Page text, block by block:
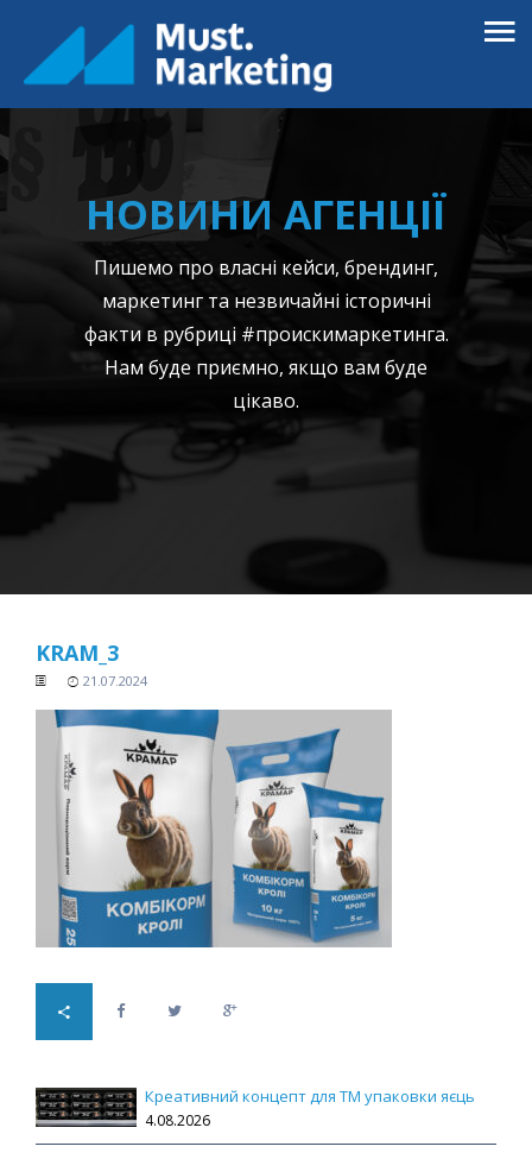
НОВИНИ АГЕНЦІЇ
Пишемо про власні кейси, брендинг,
маркетинг та незвичайні історичні
факти в рубриці #проискимаркетинга.
Нам буде приємно, якщо вам буде
цікаво.
KRAM_3
21.07.2024
Креативний концепт для ТМ упаковки яєць
4.08.2026